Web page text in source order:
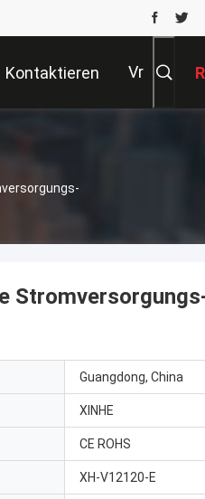
Kontaktieren Vr
Guangdong, China
XINHE
CE ROHS
XH-V12120-E